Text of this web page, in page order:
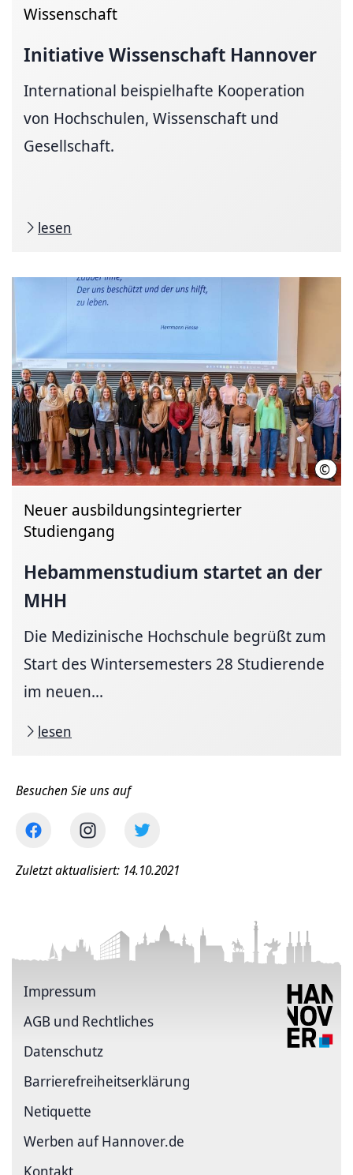
Wissenschaft
Initiative Wissenschaft Hannover
International beispielhafte Kooperation
von Hochschulen, Wissenschaft und
Gesellschaft.
lesen
©
Neuer ausbildungsintegrierter
Studiengang
Hebammenstudium startet an der
MHH
Die Medizinische Hochschule begrüßt zum
Start des Wintersemesters 28 Studierende
im neuen...
lesen
Besuchen Sie uns auf
Zuletzt aktualisiert: 14.10.2021
Impressum
AGB und Rechtliches
Datenschutz
Barriere­freiheits­erklärung
Netiquette
Werben auf Hannover.de
Kontakt